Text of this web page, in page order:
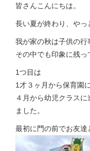
皆さんこんにちは。
長い夏が終わり、やっ
我が家の秋は子供の行
その中でも印象に残っ
1つ目は
1才３ヶ月から保育園
４月から幼児クラス
ました。
最初に門の前でお友達